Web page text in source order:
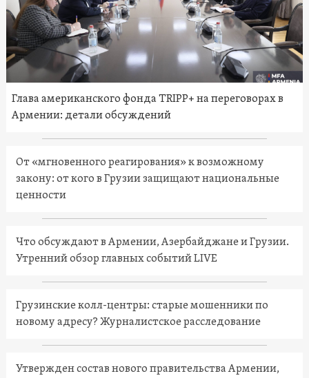
Глава американского фонда TRIPP+ на переговорах в
Армении: детали обсуждений
От «мгновенного реагирования» к возможному
закону: от кого в Грузии защищают национальные
ценности
Что обсуждают в Армении, Азербайджане и Грузии.
Утренний обзор главных событий LIVE
Грузинские колл-центры: старые мошенники по
новому адресу? Журналистское расследование
Утвержден состав нового правительства Армении,